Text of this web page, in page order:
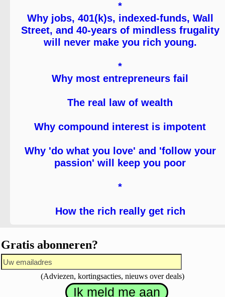
*
Why jobs, 401(k)s, indexed-funds, Wall
Street, and 40-years of mindless frugality
will never make you rich young.
*
Why most entrepreneurs fail
The real law of wealth
Why compound interest is impotent
Why 'do what you love' and 'follow your
passion' will keep you poor
*
How the rich really get rich
Gratis abonneren?
(Adviezen, kortingsacties, nieuws over deals)